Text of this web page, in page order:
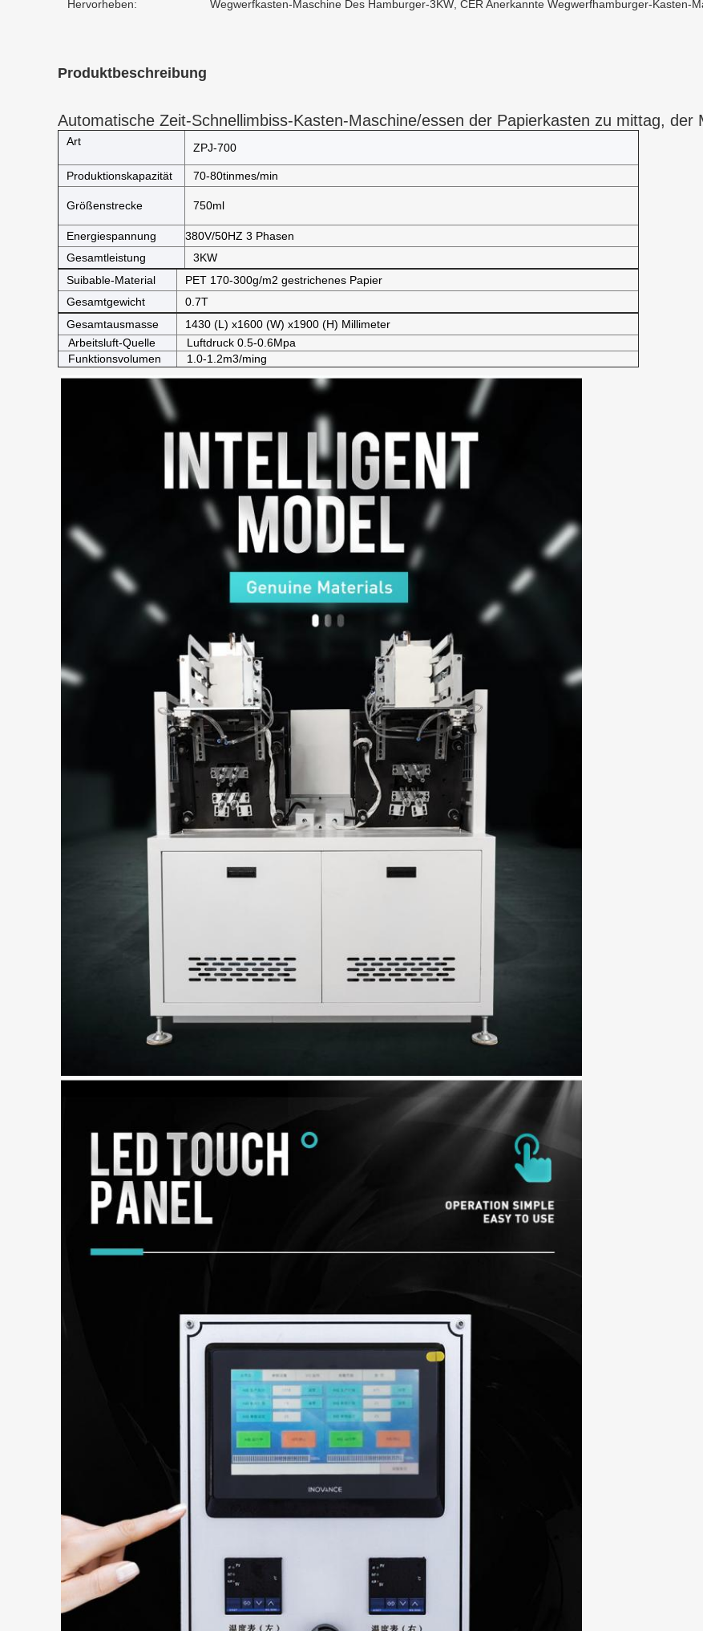
Hervorheben: Wegwerfkasten-Maschine Des Hamburger-3KW CER Anerkannte Wegwerfhamburger-Kasten-
Produktbeschreibung
Automatische Zeit-Schnellimbiss-Kasten-Maschine/essen der Papierkasten zu mittag, der
Art ZPJ-700
Produktionskapazität 70-80tinmes/min
Größenstrecke 750ml
Energiespannung
380V/50HZ 3 Phasen
Gesamtleistung
3KW
Suibable-Material
PET 170-300g/m2 gestrichenes Papier
Gesamtgewicht
0.7T
Gesamtausmasse
1430 (L) x1600 (W) x1900 (H) Millimeter
Arbeitsluft-Quelle
Luftdruck 0.5-0.6Mpa
Funktionsvolumen
1.0-1.2m3/ming